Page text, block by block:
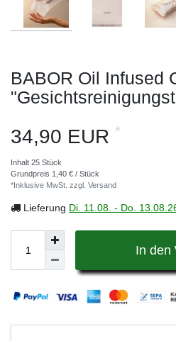
BABOR Oil Infused
34,90 EUR *
Inhalt 25 Stück
Grundpreis 1,40 € / Stück
*Inklusive MwSt. zzgl. Versand
Lieferung Di. 11.08. - Do.
In den